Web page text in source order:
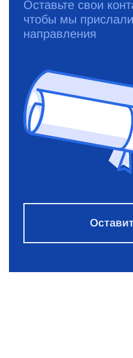
Оставьте свои
чтобы мы
направления